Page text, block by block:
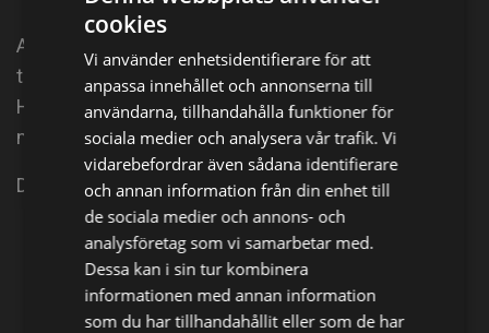
AI och desinformation. Nora undersöker hur AI-
teknik kan användas för att skapa falsk information.
Hur lätt är det att luras med hjälp av AI? Och hur vet
man egentligen om en bild är äkta eller inte?
Del 5 av 6. UR.
Facebook X E-postadress
cookies
Vi använder enhetsidentifierare för att
anpassa innehållet och annonserna till
användarna, tillhandahålla funktioner för
sociala medier och analysera vår trafik. Vi
vidarebefordrar även sådana identifierare
och annan information från din enhet till
de sociala medier och annons- och
analysföretag som vi samarbetar med.
Dessa kan i sin tur kombinera
informationen med annan information
som du har tillhandahållit eller som de har